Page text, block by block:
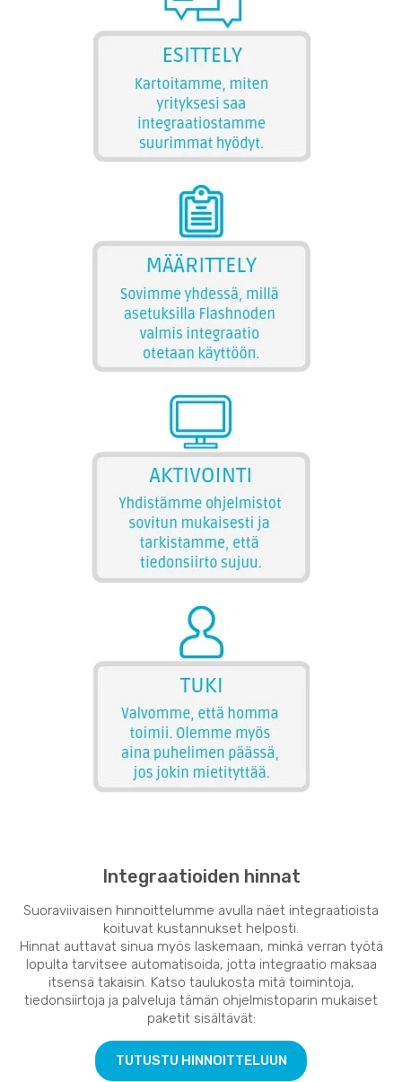
Integraatioiden hinnat
Suoraviivaisen hinnoittelumme avulla näet integraatioista
koituvat kustannukset helposti.
Hinnat auttavat sinua myös laskemaan, minkä verran työtä
lopulta tarvitsee automatisoida, jotta integraatio maksaa
itsensä takaisin. Katso taulukosta mitä toimintoja,
tiedonsiirtoja ja palveluja tämän ohjelmistoparin mukaiset
paketit sisältävät:
TUTUSTU HINNOITTELUUN